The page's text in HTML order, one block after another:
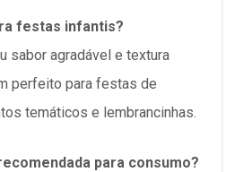
festas infantis?
sabor agradável e textura
perfeito para festas de
temáticos e lembrancinhas.
para consumo?